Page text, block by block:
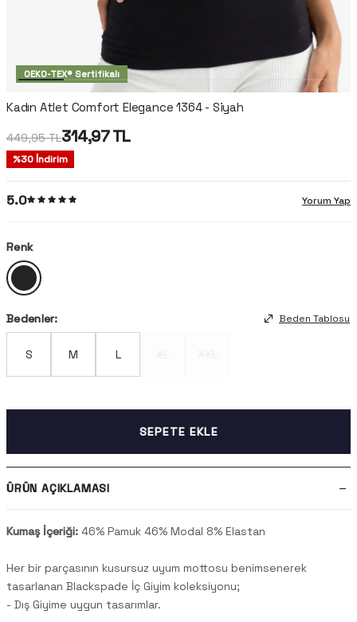
OEKO-TEX® Sertifikalı
Kadın Atlet Comfort Elegance 1364 - Siyah
449,95TL314,97TL
%30İndirim
5.0 Yorum Yap
Renk
Bedenler: Beden Tablosu
S M L
SEPETE EKLE
ÜRÜN AÇIKLAMASI
Kumaş İçeriği: 46% Pamuk 46% Modal 8% Elastan
Her bir parçasının kusursuz uyum mottosu benimsenerek
tasarlanan Blackspade İç Giyim koleksiyonu;
- Dış Giyime uygun tasarımlar.